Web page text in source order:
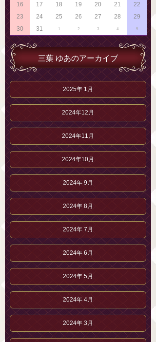
16
17 18 19 20 21
22
23
24 25 26 27 28
29
30
31 1 2 3 4 5
三葉 ゆあのアーカイブ
2025年 1月
2024年12月
2024年11月
2024年10月
2024年 9月
2024年 8月
2024年 7月
2024年 6月
2024年 5月
2024年 4月
2024年 3月